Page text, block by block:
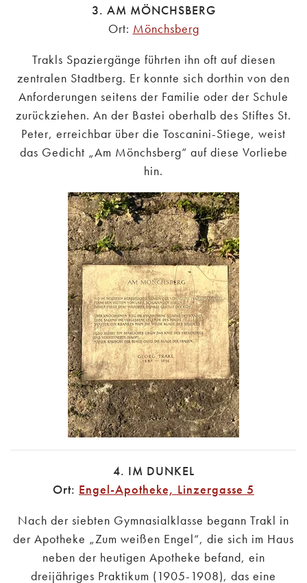
3. AM MÖNCHSBERG
Ort: Mönchsberg
Trakls Spaziergänge führten ihn oft auf diesen
zentralen Stadtberg. Er konnte sich dorthin von den
Anforderungen seitens der Familie oder der Schule
zurückziehen. An der Bastei oberhalb des Stiftes St.
Peter, erreichbar über die Toscanini-Stiege, weist
das Gedicht „Am Mönchsberg“ auf diese Vorliebe
hin.
4. IM DUNKEL
Ort: Engel-Apotheke, Linzergasse 5
Nach der siebten Gymnasialklasse begann Trakl in
der Apotheke „Zum weißen Engel“, die sich im Haus
neben der heutigen Apotheke befand, ein
dreijähriges Praktikum (1905-1908), das eine